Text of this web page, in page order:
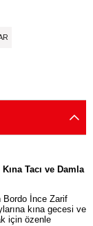
Tacı ve Damla
Bordo İnce Zarif
kına gecesi ve
için özenle